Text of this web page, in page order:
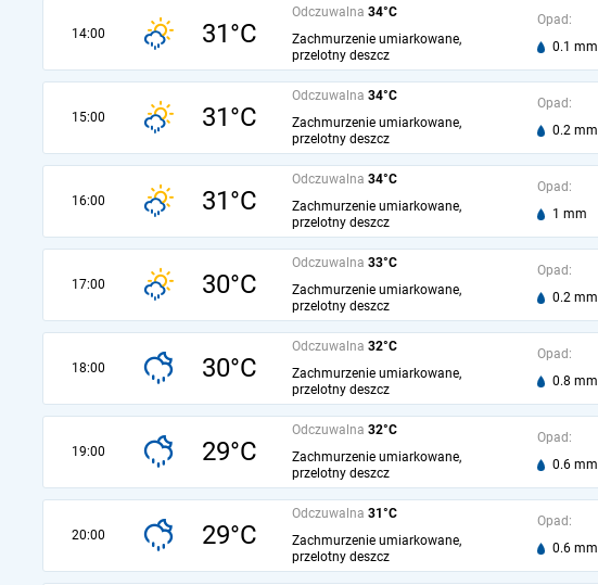
14:00 31°C
Odczuwalna 34°C
Zachmurzenie umiarkowane,
przelotny deszcz
Opad:
0.1 mm
15:00 31°C
Odczuwalna 34°C
Zachmurzenie umiarkowane,
przelotny deszcz
Opad:
0.2 mm
16:00 31°C
Odczuwalna 34°C
Zachmurzenie umiarkowane,
przelotny deszcz
Opad:
1 mm
17:00 30°C
Odczuwalna 33°C
Zachmurzenie umiarkowane,
przelotny deszcz
Opad:
0.2 mm
18:00 30°C
Odczuwalna 32°C
Zachmurzenie umiarkowane,
przelotny deszcz
Opad:
0.8 mm
19:00 29°C
Odczuwalna 32°C
Zachmurzenie umiarkowane,
przelotny deszcz
Opad:
0.6 mm
20:00 29°C
Odczuwalna 31°C
Zachmurzenie umiarkowane,
przelotny deszcz
Opad:
0.6 mm